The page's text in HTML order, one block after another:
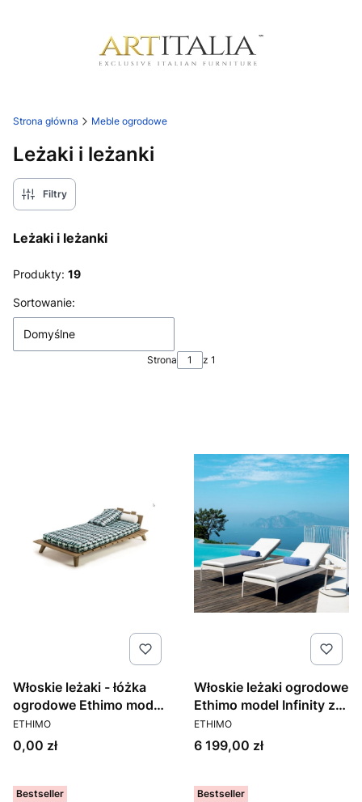
Strona główna Meble ogrodowe
Leżaki i leżanki
Filtry
Leżaki i leżanki
Produkty: 19
Lista produktów
Sortowanie:
Domyślne
Strona z 1
Włoskie leżaki - łóżka
ogrodowe Ethimo model
Rafael
PRODUCENT
ETHIMO
Cena
0,00 zł
Włoskie leżaki ogrodowe
Ethimo model Infinity z
materacem
PRODUCENT
ETHIMO
Cena
6 199,00 zł
Bestseller Bestseller